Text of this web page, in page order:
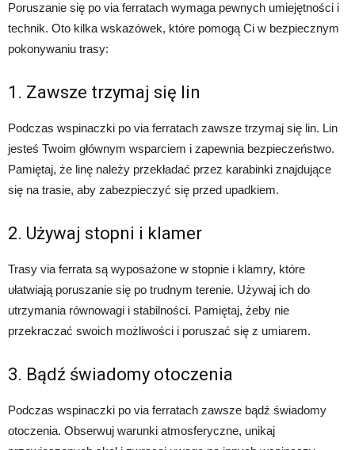
Poruszanie się po via ferratach wymaga pewnych umiejętności i
technik. Oto kilka wskazówek, które pomogą Ci w bezpiecznym
pokonywaniu trasy:
1. Zawsze trzymaj się lin
Podczas wspinaczki po via ferratach zawsze trzymaj się lin. Lin
jesteś Twoim głównym wsparciem i zapewnia bezpieczeństwo.
Pamiętaj, że linę należy przekładać przez karabinki znajdujące
się na trasie, aby zabezpieczyć się przed upadkiem.
2. Używaj stopni i klamer
Trasy via ferrata są wyposażone w stopnie i klamry, które
ułatwiają poruszanie się po trudnym terenie. Używaj ich do
utrzymania równowagi i stabilności. Pamiętaj, żeby nie
przekraczać swoich możliwości i poruszać się z umiarem.
3. Bądź świadomy otoczenia
Podczas wspinaczki po via ferratach zawsze bądź świadomy
otoczenia. Obserwuj warunki atmosferyczne, unikaj